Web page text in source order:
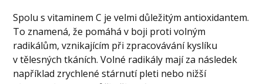
Spolu s vitaminem C je velmi důležitým antioxidantem.
To znamená, že pomáhá v boji proti volným
radikálům, vznikajícím při zpracovávání kyslíku
v tělesných tkáních. Volné radikály mají za následek
například zrychlené stárnutí pleti nebo nižší